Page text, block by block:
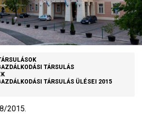
TÁRSULÁS
TÁRSULÁS ÜLÉSEI 2015
2015.